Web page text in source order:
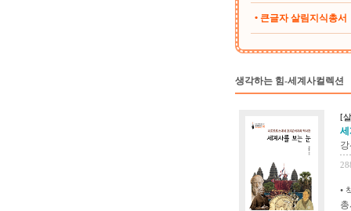
• 큰글자 살림지식총서
생각하는 힘-세계사컬렉션
[
세
•